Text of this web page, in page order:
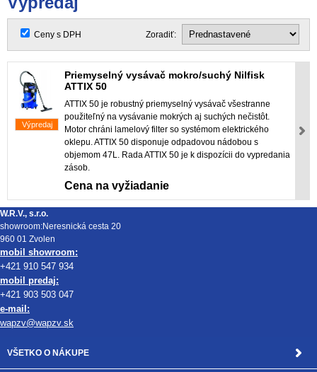
Ceny s DPH Zoradiť:
Výpredaj
Priemyselný vysávač mokro/suchý Nilfisk
ATTIX 50
ATTIX 50 je robustný priemyselný vysávač všestranne
použiteľný na vysávanie mokrých aj suchých nečistôt.
Motor chráni lamelový filter so systémom elektrického
oklepu. ATTIX 50 disponuje odpadovou nádobou s
objemom 47L. Rada ATTIX 50 je k dispozícii do vypredania
zásob.
Cena na vyžiadanie
W.R.V., s.r.o.
showroom:Neresnická cesta 20
960 01 Zvolen
mobil showroom:
+421 910 547 934
mobil predaj:
+421 903 503 047
e-mail:
wapzv@wapzv.sk
VŠETKO O NÁKUPE